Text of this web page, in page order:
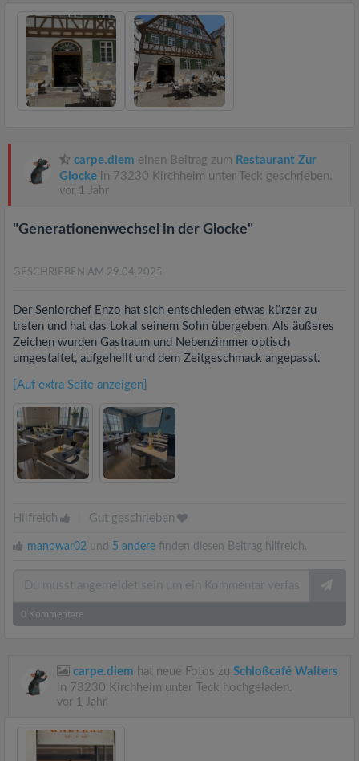
carpe.diem einen Beitrag zum Restaurant Zur
Glocke in 73230 Kirchheim unter Teck geschrieben.
vor 1 Jahr
"Generationenwechsel in der Glocke"
GESCHRIEBEN AM 29.04.2025
Der Seniorchef Enzo hat sich entschieden etwas kürzer zu
treten und hat das Lokal seinem Sohn übergeben. Als äußeres
Zeichen wurden Gastraum und Nebenzimmer optisch
umgestaltet, aufgehellt und dem Zeitgeschmack angepasst.
[Auf extra Seite anzeigen]
Hilfreich Gut geschrieben
manowar02 und 5 andere finden diesen Beitrag hilfreich.
0 Kommentare
carpe.diem hat neue Fotos zu Schloßcafé Walters
in 73230 Kirchheim unter Teck hochgeladen.
vor 1 Jahr